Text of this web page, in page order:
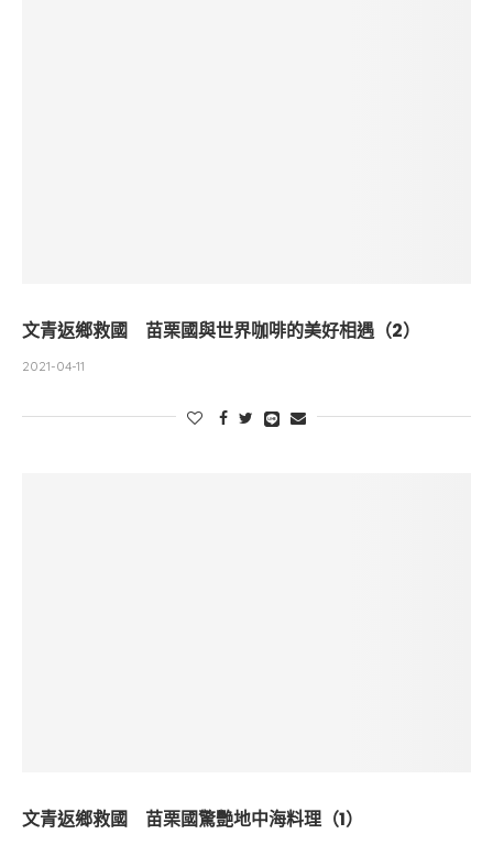
文青返鄉救國 苗栗國與世界咖啡的美好相遇（2）
2021-04-11
文青返鄉救國 苗栗國驚艷地中海料理（1）